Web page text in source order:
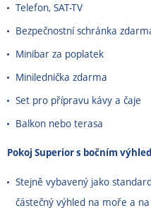
Telefon, SAT-TV
Bezpečnostní schránka
Minibar za poplatek
Minilednička zdarma
Set pro přípravu kávy a čaje
Balkon nebo terasa
Pokoj Superior s bočním
Stejně vybavený jako
částečný výhled na moře a